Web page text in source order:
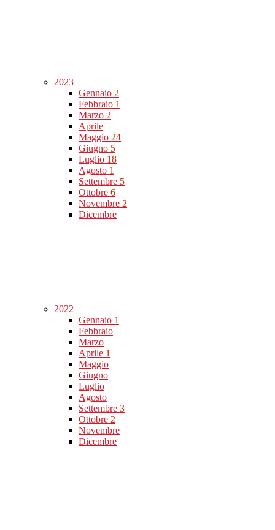
2023
Gennaio 2
Febbraio 1
Marzo 2
Aprile
Maggio 24
Giugno 5
Luglio 18
Agosto 1
Settembre 5
Ottobre 6
Novembre 2
Dicembre
2022
Gennaio 1
Febbraio
Marzo
Aprile 1
Maggio
Giugno
Luglio
Agosto
Settembre 3
Ottobre 2
Novembre
Dicembre